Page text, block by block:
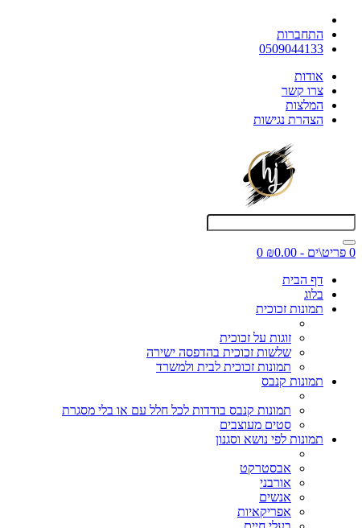
התחברות
0509044133
אודות
צרו קשר
המלצות
הצהרת נגישות
0 פריט\ים - ₪0.00
0
דף הבית
בלוג
תמונות זכוכית
זוגות על זכוכית
שלשות זכוכית בהדפסה ישירה
תמונות זכוכית לבית ולמשרד
תמונות קנבס
תמונות קנבס בודדות לכל חלל עם או בלי מסגרת
סטים מעוצבים
תמונות לפי נושא וסגנון
אבסטרקט
אורבני
אנשים
אפריקאיות